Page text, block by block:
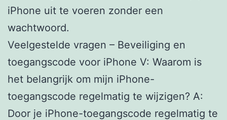
iPhone uit te voeren zonder een
wachtwoord.
Veelgestelde vragen – Beveiliging en
toegangscode voor iPhone V: Waarom is
het belangrijk om mijn iPhone-
toegangscode regelmatig te wijzigen? A:
Door je iPhone-toegangscode regelmatig te